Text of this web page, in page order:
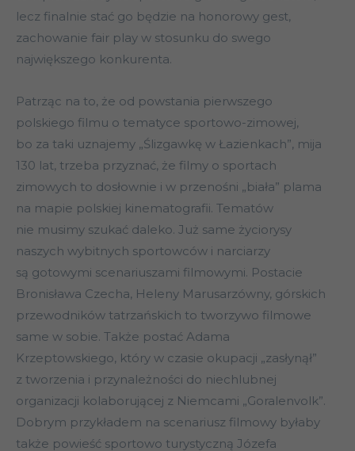
lecz finalnie stać go będzie na honorowy gest,
zachowanie fair play w stosunku do swego
największego konkurenta.
Patrząc na to, że od powstania pierwszego
polskiego filmu o tematyce sportowo-zimowej,
bo za taki uznajemy „Ślizgawkę w Łazienkach”, mija
130 lat, trzeba przyznać, że filmy o sportach
zimowych to dosłownie i w przenośni „biała” plama
na mapie polskiej kinematografii. Tematów
nie musimy szukać daleko. Już same życiorysy
naszych wybitnych sportowców i narciarzy
są gotowymi scenariuszami filmowymi. Postacie
Bronisława Czecha, Heleny Marusarzówny, górskich
przewodników tatrzańskich to tworzywo filmowe
same w sobie. Także postać Adama
Krzeptowskiego, który w czasie okupacji „zasłynął”
z tworzenia i przynależności do niechlubnej
organizacji kolaborującej z Niemcami „Goralenvolk”.
Dobrym przykładem na scenariusz filmowy byłaby
także powieść sportowo turystyczną Józefa